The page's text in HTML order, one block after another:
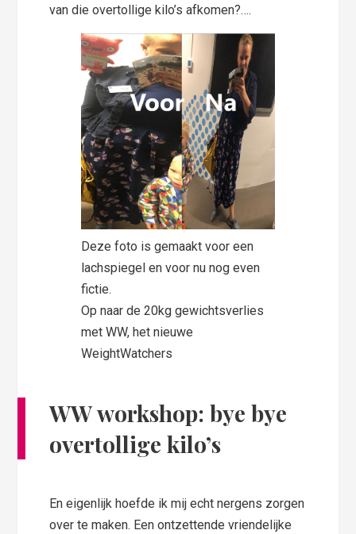
van die overtollige kilo’s afkomen?….
Deze foto is gemaakt voor een
lachspiegel en voor nu nog even
fictie.
Op naar de 20kg gewichtsverlies
met WW, het nieuwe
WeightWatchers
WW workshop: bye bye
overtollige kilo’s
En eigenlijk hoefde ik mij echt nergens zorgen
over te maken. Een ontzettende vriendelijke